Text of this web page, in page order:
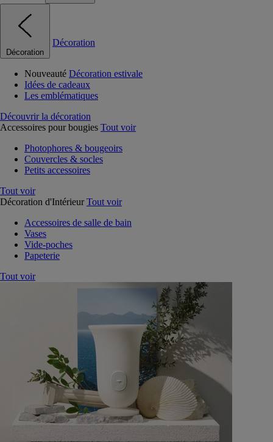
Décoration
Décoration
Nouveauté Décoration estivale
Idées de cadeaux
Les emblématiques
Découvrir la décoration
Accessoires pour bougies Tout voir
Photophores & bougeoirs
Couvercles & socles
Petits accessoires
Tout voir
Décoration d'Intérieur Tout voir
Accessoires de salle de bain
Vases
Vide-poches
Papeterie
Tout voir